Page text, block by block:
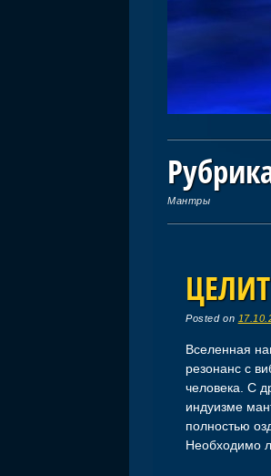
Мантры
Posted on
Вселенная
резонанс с
человека. С
индуизме
полностью
Необходимо